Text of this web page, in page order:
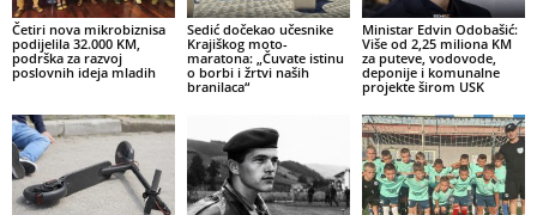
Četiri nova mikrobiznisa
podijelila 32.000 KM,
podrška za razvoj
poslovnih ideja mladih
Sedić dočekao učesnike
Krajiškog moto-
maratona: „Čuvate istinu
o borbi i žrtvi naših
branilaca“
Ministar Edvin Odobašić:
Više od 2,25 miliona KM
za puteve, vodovode,
deponije i komunalne
projekte širom USK